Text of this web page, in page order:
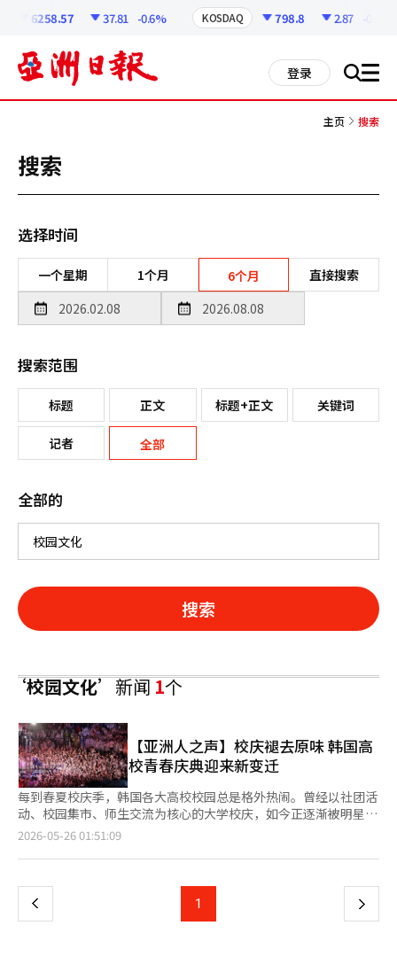
6258.57 37.81 -0.6% KOSDAQ 798.8 2.87 -0.36%
登录 搜 all
主页 搜索
搜索
选择时间
一个星期 1个月 6个月 直接搜索
搜索范围
标题 正文 标题+正文 关键词
记者 全部
全部的
搜索
‘校园文化’新闻1个
【亚洲人之声】校庆褪去原味 韩国高
校青春庆典迎来新变迁
每到春夏校庆季，韩国各大高校校园总是格外热闹。曾经以社团活
动、校园集市、师生交流为核心的大学校庆，如今正逐渐被明星舞
台与大型演出主导。随着知名偶像、歌手成为校庆“主角”，韩国
大学校庆，是专属于在校生的青春盛会，校园集市、社团展演、师
忆。近些年，为贴合学生多元休闲需求，各大高校不断提高庆典预
算，邀请知名偶像、歌手助阵。明星阵容逐渐成为校庆热度的重要
2026-05-26 01:51:09
上
页
1 下